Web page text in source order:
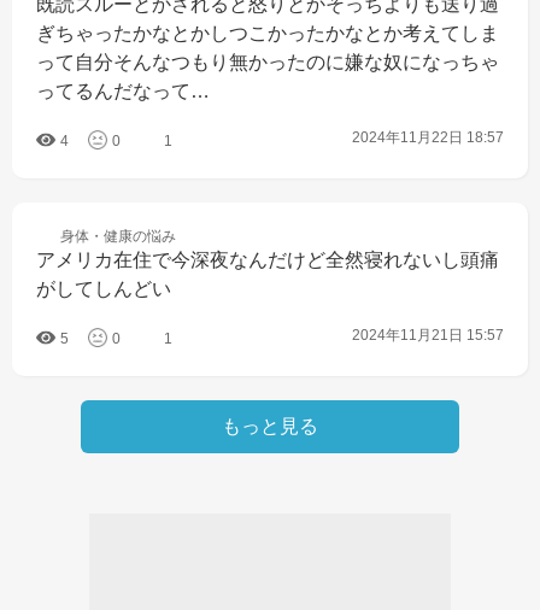
既読スルーとかされると怒りとかそっちよりも送り過
ぎちゃったかなとかしつこかったかなとか考えてしま
って自分そんなつもり無かったのに嫌な奴になっちゃ
ってるんだなって…
4 0 1 2024年11月22日 18:57
身体・健康の悩み
アメリカ在住で今深夜なんだけど全然寝れないし頭痛
がしてしんどい
5 0 1 2024年11月21日 15:57
もっと見る